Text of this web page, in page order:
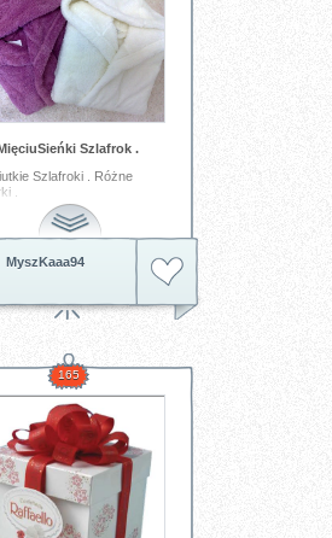
Szlafrok .
Szlafroki . Różne
.
szlafrok kolory
MyszKaaa94
165